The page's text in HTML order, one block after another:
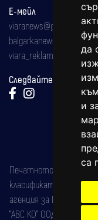
да
и
са
Е-мейл
viaranews@gmail.com
viara_reklama@mail.bg
Следвайте ни:
Печатното издание на
класификатор на
агенция за ISSN) под
"АВС КО" ООД е